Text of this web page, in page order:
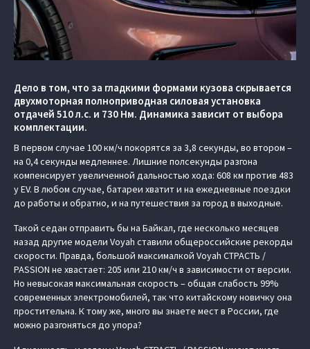
Дело в том, что за гладкими формами кузова скрывается
двухмоторная полноприводная силовая установка
отдачей 510 л.с. и 730 Нм. Динамика зависит от выбора
комплектации.
В первом случае 100 км/ч покорятся за 3,8 секунды, во втором –
на 0,4 секунды медленнее. Лишние полсекунды разгона
компенсирует увеличенной дальностью хода: 608 км против 483
у EV. В любом случае, батареи хватит и на ежедневные поездки
до работы и обратно, и на путешествия за город в выходные.
Такой седан отправить бы на Байкал, где несколько месяцев
назад другие модели Voyah ставили общероссийские рекорды
скорости. Правда, большой максималкой Voyah СТРАСТЬ /
PASSION не хвастает: 205 или 210 км/ч в зависимости от версии.
Но невысокая максимальная скорость – общая слабость 99%
современных электромобилей, так что китайскому новичку она
простительна. К тому же, много вы знаете мест в России, где
можно разгоняться до упора?